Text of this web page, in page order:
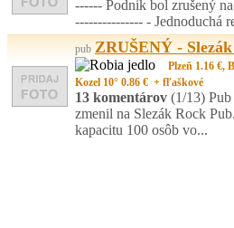
------ Podnik bol zrušený
--------------- - Jednoduchá
pub ZRUŠENÝ -
Plzeň 1.16 €,
Kozel 10° 0.86 € + fľaškové
13 komentárov (1/13) Pub
zmenil na Slezák Rock
kapacitu 100 osôb vo...